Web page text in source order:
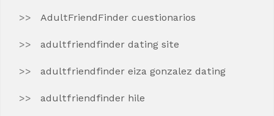
AdultFriendFinder cuestionarios
adultfriendfinder dating site
adultfriendfinder eiza gonzalez dating
adultfriendfinder hile